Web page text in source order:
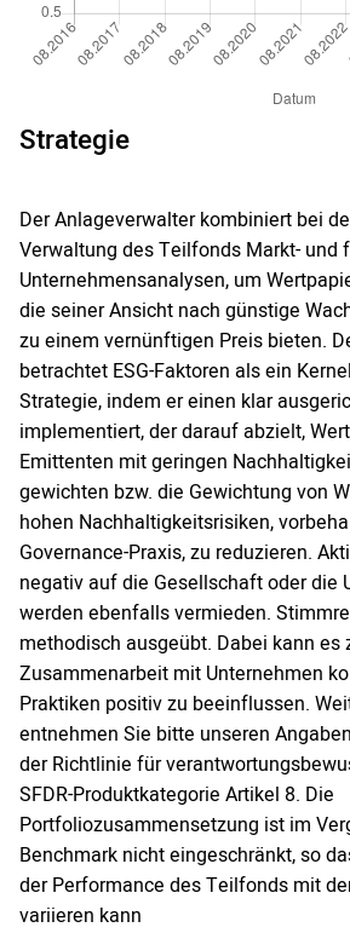
Strategie
Der Anlageverwalter kombiniert bei
Verwaltung des Teilfonds Markt- und
Unternehmensanalysen, um
die seiner Ansicht nach günstige
zu einem vernünftigen Preis bieten.
betrachtet ESG-Faktoren als ein
Strategie, indem er einen klar
implementiert, der darauf abzielt,
Emittenten mit geringen
gewichten bzw. die Gewichtung von
hohen Nachhaltigkeitsrisiken,
Governance-Praxis, zu reduzieren.
negativ auf die Gesellschaft oder die
werden ebenfalls vermieden.
methodisch ausgeübt. Dabei kann es
Zusammenarbeit mit Unternehmen
Praktiken positiv zu beeinflussen.
entnehmen Sie bitte unseren
der Richtlinie für
SFDR-Produktkategorie Artikel 8. Die
Portfoliozusammensetzung ist im
Benchmark nicht eingeschränkt, so
der Performance des Teilfonds mit
variieren kann